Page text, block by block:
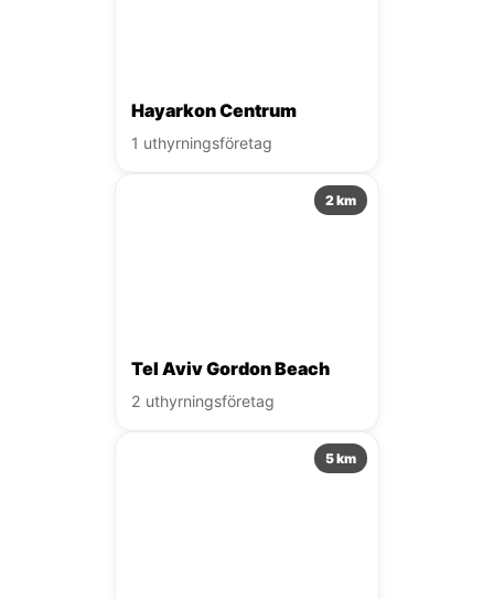
Hayarkon Centrum
1 uthyrningsföretag
2 km
Tel Aviv Gordon Beach
2 uthyrningsföretag
5 km